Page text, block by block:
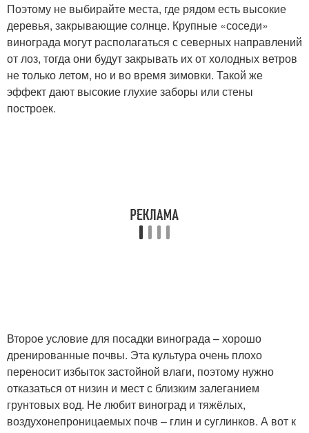
Поэтому не выбирайте места, где рядом есть высокие
деревья, закрывающие солнце. Крупные «соседи»
винограда могут располагаться с северных направлений
от лоз, тогда они будут закрывать их от холодных ветров
не только летом, но и во время зимовки. Такой же
эффект дают высокие глухие заборы или стены
построек.
Второе условие для посадки винограда – хорошо
дренированные почвы. Эта культура очень плохо
переносит избыток застойной влаги, поэтому нужно
отказаться от низин и мест с близким залеганием
грунтовых вод. Не любит виноград и тяжёлых,
воздухонепроницаемых почв – глин и суглинков. А вот к